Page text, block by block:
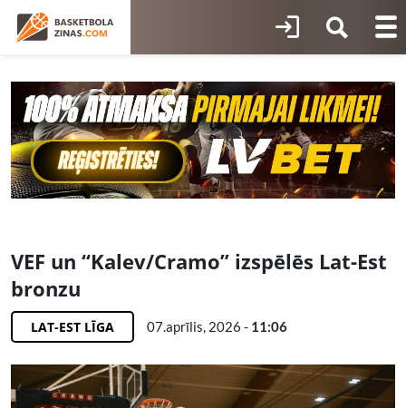
VEF un “Kalev/Cramo” izspēlēs Lat-Est
bronzu
LAT-EST LĪGA 07.aprīlis, 2026 - 11:06